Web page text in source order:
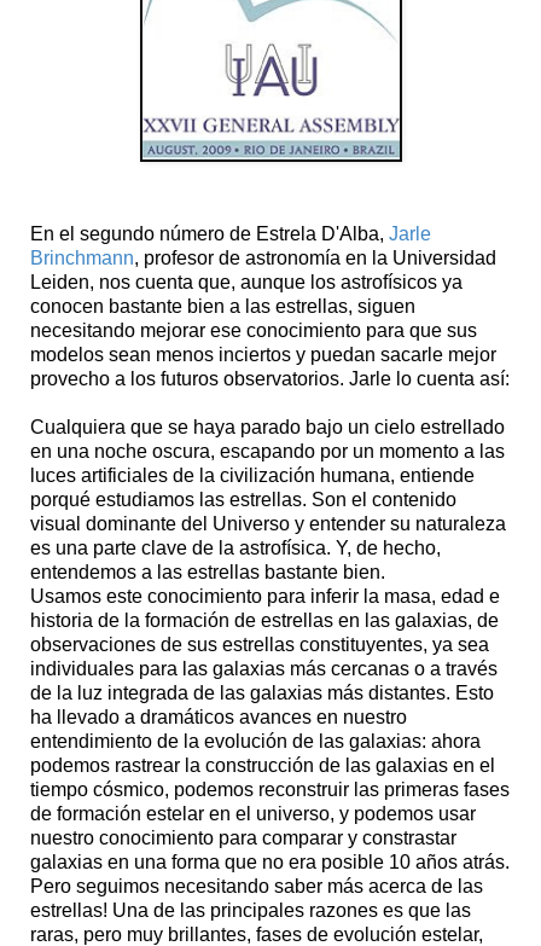
En el segundo número de Estrela D'Alba, Jarle
Brinchmann, profesor de astronomía en la Universidad
Leiden, nos cuenta que, aunque los astrofísicos ya
conocen bastante bien a las estrellas, siguen
necesitando mejorar ese conocimiento para que sus
modelos sean menos inciertos y puedan sacarle mejor
provecho a los futuros observatorios. Jarle lo cuenta así:
Cualquiera que se haya parado bajo un cielo estrellado
en una noche oscura, escapando por un momento a las
luces artificiales de la civilización humana, entiende
porqué estudiamos las estrellas. Son el contenido
visual dominante del Universo y entender su naturaleza
es una parte clave de la astrofísica. Y, de hecho,
entendemos a las estrellas bastante bien.
Usamos este conocimiento para inferir la masa, edad e
historia de la formación de estrellas en las galaxias, de
observaciones de sus estrellas constituyentes, ya sea
individuales para las galaxias más cercanas o a través
de la luz integrada de las galaxias más distantes. Esto
ha llevado a dramáticos avances en nuestro
entendimiento de la evolución de las galaxias: ahora
podemos rastrear la construcción de las galaxias en el
tiempo cósmico, podemos reconstruir las primeras fases
de formación estelar en el universo, y podemos usar
nuestro conocimiento para comparar y constrastar
galaxias en una forma que no era posible 10 años atrás.
Pero seguimos necesitando saber más acerca de las
estrellas! Una de las principales razones es que las
raras, pero muy brillantes, fases de evolución estelar,